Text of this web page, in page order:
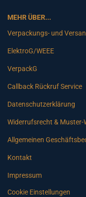
MEHR ÜBER...
Verpackungs- und
ElektroG/WEEE
VerpackG
Callback Rückruf Service
Datenschutzerklärung
Widerrufsrecht &
Allgemeinen
Kontakt
Impressum
Cookie Einstellungen